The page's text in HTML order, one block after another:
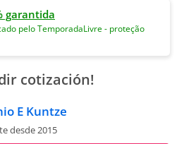
garantida
pelo TemporadaLivre - proteção
cotización!
E Kuntze
desde 2015